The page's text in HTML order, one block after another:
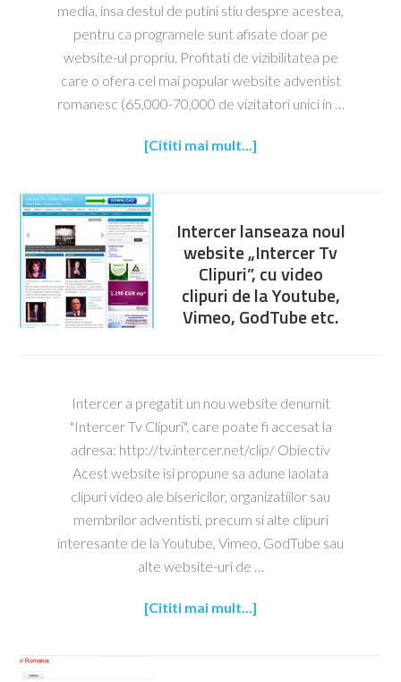
media, insa destul de putini stiu despre acestea,
pentru ca programele sunt afisate doar pe
website-ul propriu. Profitati de vizibilitatea pe
care o ofera cel mai popular website adventist
romanesc (65,000-70,000 de vizitatori unici in …
[Cititi mai mult...]
Intercer lanseaza noul
website „Intercer Tv
Clipuri”, cu video
clipuri de la Youtube,
Vimeo, GodTube etc.
Intercer a pregatit un nou website denumit
"Intercer Tv Clipuri", care poate fi accesat la
adresa: http://tv.intercer.net/clip/ Obiectiv
Acest website isi propune sa adune laolata
clipuri video ale bisericilor, organizatiilor sau
membrilor adventisti, precum si alte clipuri
interesante de la Youtube, Vimeo, GodTube sau
alte website-uri de …
[Cititi mai mult...]